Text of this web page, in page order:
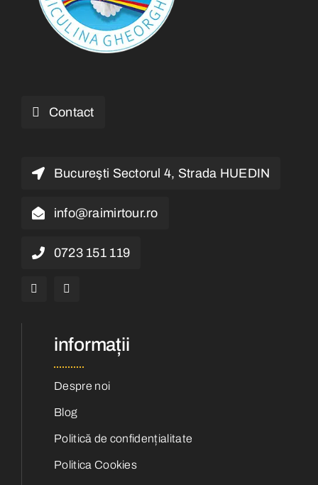
Contact
Bucureşti Sectorul 4, Strada HUEDIN
info@raimirtour.ro
0723 151 119
informații
Despre noi
Blog
Politică de confidențialitate
Politica Cookies